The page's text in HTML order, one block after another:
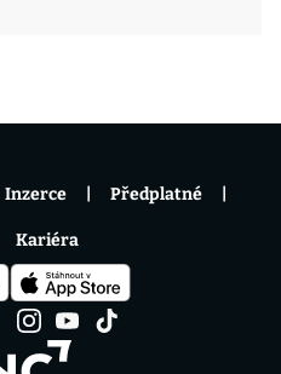
Inzerce Předplatné
Kariéra